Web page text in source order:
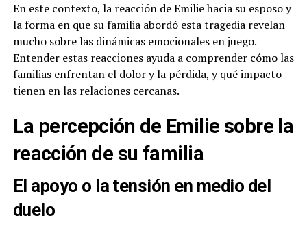
En este contexto, la reacción de Emilie hacia su esposo y
la forma en que su familia abordó esta tragedia revelan
mucho sobre las dinámicas emocionales en juego.
Entender estas reacciones ayuda a comprender cómo las
familias enfrentan el dolor y la pérdida, y qué impacto
tienen en las relaciones cercanas.
La percepción de Emilie sobre la
reacción de su familia
El apoyo o la tensión en medio del
duelo